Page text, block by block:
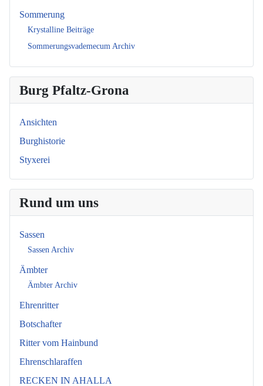
Sommerung
Krystalline Beiträge
Sommerungsvademecum Archiv
Burg Pfaltz-Grona
Ansichten
Burghistorie
Styxerei
Rund um uns
Sassen
Sassen Archiv
Ämbter
Ämbter Archiv
Ehrenritter
Botschafter
Ritter vom Hainbund
Ehrenschlaraffen
RECKEN IN AHALLA